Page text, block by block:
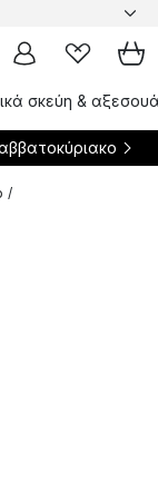
σκεύη &
/